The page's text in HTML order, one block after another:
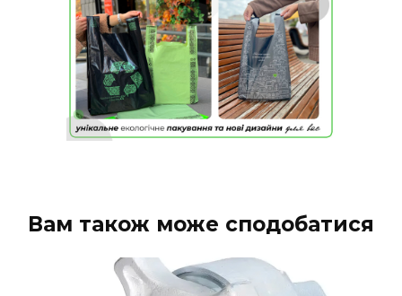
Вам також може сподобатися